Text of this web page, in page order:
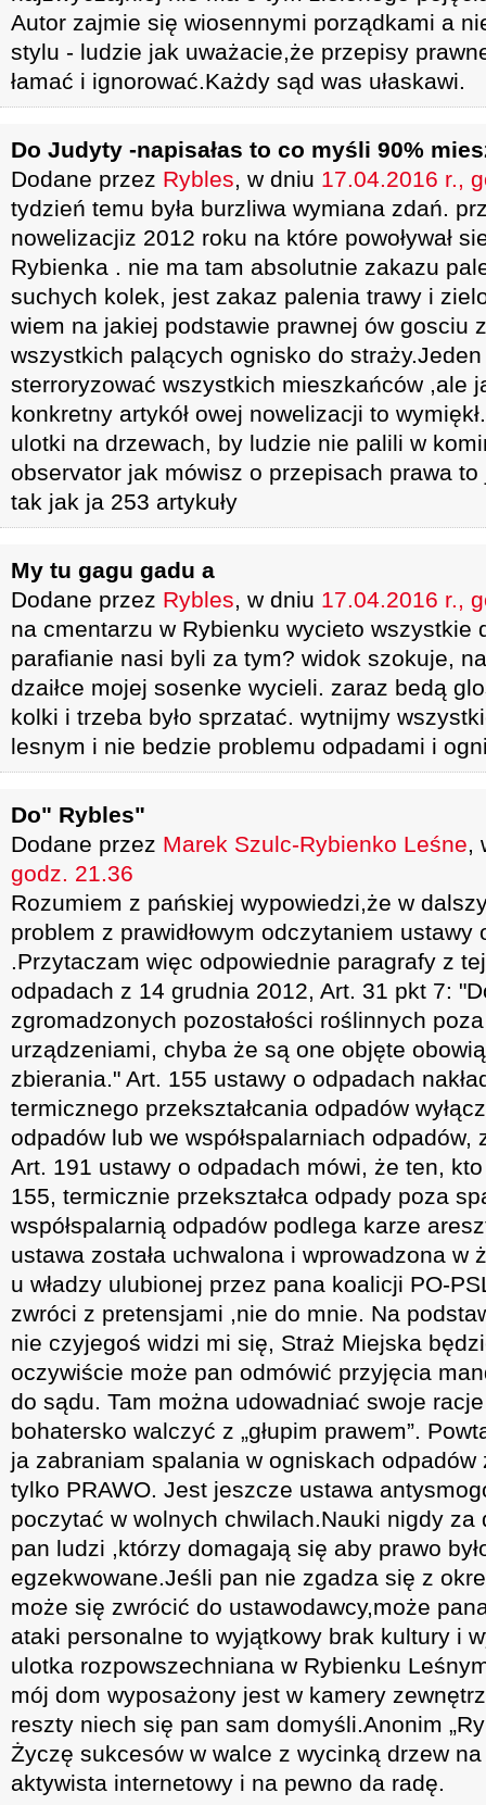
Autor zajmie się wiosennymi porządkami a
stylu - ludzie jak uważacie,że przepisy
łamać i ignorować.Każdy sąd was ułaskawi.
Do Judyty -napisałas to co myśli 90%
Dodane przez Rybles, w dniu 17.04.2016 r.,
tydzień temu była burzliwa wymiana zdań.
nowelizacjiz 2012 roku na które powoływał
Rybienka . nie ma tam absolutnie zakazu
suchych kolek, jest zakaz palenia trawy i
wiem na jakiej podstawie prawnej ów gosciu
wszystkich palących ognisko do
sterroryzować wszystkich mieszkańców ,ale
konkretny artykół owej nowelizacji to
ulotki na drzewach, by ludzie nie palili w
observator jak mówisz o przepisach prawa
tak jak ja 253 artykuły
My tu gagu gadu a
Dodane przez Rybles, w dniu 17.04.2016 r.,
na cmentarzu w Rybienku wycieto wszystkie
parafianie nasi byli za tym? widok szokuje,
dzaiłce mojej sosenke wycieli. zaraz bedą
kolki i trzeba było sprzatać. wytnijmy
lesnym i nie bedzie problemu odpadami i
Do" Rybles"
Dodane przez Marek Szulc-Rybienko Leśne,
godz. 21.36
Rozumiem z pańskiej wypowiedzi,że w
problem z prawidłowym odczytaniem
.Przytaczam więc odpowiednie paragrafy z
odpadach z 14 grudnia 2012, Art. 31 pkt 7:
zgromadzonych pozostałości roślinnych
urządzeniami, chyba że są one objęte
zbierania." Art. 155 ustawy o odpadach
termicznego przekształcania odpadów
odpadów lub we współspalarniach
Art. 191 ustawy o odpadach mówi, że ten,
155, termicznie przekształca odpady poza
współspalarnią odpadów podlega karze
ustawa została uchwalona i wprowadzona w
u władzy ulubionej przez pana koalicji PO-
zwróci z pretensjami ,nie do mnie. Na
nie czyjegoś widzi mi się, Straż Miejska
oczywiście może pan odmówić przyjęcia
do sądu. Tam można udowadniać swoje
bohatersko walczyć z „głupim prawem”.
ja zabraniam spalania w ogniskach
tylko PRAWO. Jest jeszcze ustawa
poczytać w wolnych chwilach.Nauki nigdy za
pan ludzi ,którzy domagają się aby prawo
egzekwowane.Jeśli pan nie zgadza się z
może się zwrócić do ustawodawcy,może
ataki personalne to wyjątkowy brak kultury i
ulotka rozpowszechniana w Rybienku
mój dom wyposażony jest w kamery
reszty niech się pan sam domyśli.Anonim
Życzę sukcesów w walce z wycinką drzew
aktywista internetowy i na pewno da radę.